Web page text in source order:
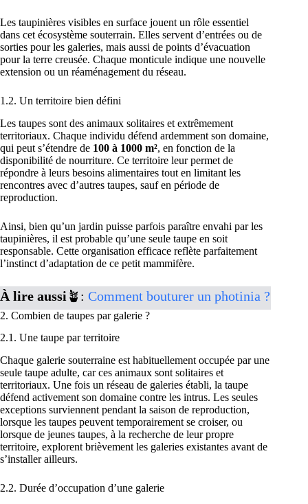
Les taupinières visibles en surface jouent un rôle essentiel
dans cet écosystème souterrain. Elles servent d’entrées ou de
sorties pour les galeries, mais aussi de points d’évacuation
pour la terre creusée. Chaque monticule indique une nouvelle
extension ou un réaménagement du réseau.
1.2. Un territoire bien défini
Les taupes sont des animaux solitaires et extrêmement
territoriaux. Chaque individu défend ardemment son domaine,
qui peut s’étendre de 100 à 1000 m², en fonction de la
disponibilité de nourriture. Ce territoire leur permet de
répondre à leurs besoins alimentaires tout en limitant les
rencontres avec d’autres taupes, sauf en période de
reproduction.
Ainsi, bien qu’un jardin puisse parfois paraître envahi par les
taupinières, il est probable qu’une seule taupe en soit
responsable. Cette organisation efficace reflète parfaitement
l’instinct d’adaptation de ce petit mammifère.
À lire aussi 🪴: Comment bouturer un photinia ?
2. Combien de taupes par galerie ?
2.1. Une taupe par territoire
Chaque galerie souterraine est habituellement occupée par une
seule taupe adulte, car ces animaux sont solitaires et
territoriaux. Une fois un réseau de galeries établi, la taupe
défend activement son domaine contre les intrus. Les seules
exceptions surviennent pendant la saison de reproduction,
lorsque les taupes peuvent temporairement se croiser, ou
lorsque de jeunes taupes, à la recherche de leur propre
territoire, explorent brièvement les galeries existantes avant de
s’installer ailleurs.
2.2. Durée d’occupation d’une galerie